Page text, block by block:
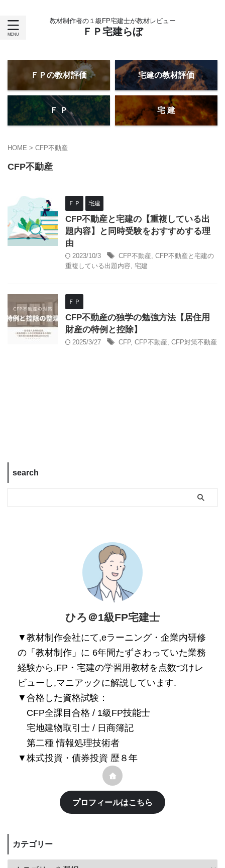
教材制作者の１級FP宅建士が教材レビュー
ＦＰ宅建らぼ
ＦＰの教材評価 宅建の教材評価
Ｆ Ｐ 宅 建
HOME > CFP不動産
CFP不動産
ＦＰ 宅建
CFP不動産と宅建の【重複している出
題内容】と同時受験をおすすめする理
由
2023/10/3 CFP不動産, CFP不動産と宅建の
重複している出題内容, 宅建
ＦＰ
CFP不動産の独学の勉強方法【居住用
財産の特例と控除】
2025/3/27 CFP, CFP不動産, CFP対策不動産
search
ひろ＠1級FP宅建士
▼教材制作会社にて,eラーニング・企業内研修
の「教材制作」に 6年間たずさわっていた業務
経験から,FP・宅建の学習用教材を点数づけレ
ビューし,マニアックに解説しています.
▼合格した資格試験：
CFP全課目合格 / 1級FP技能士
宅地建物取引士 / 日商簿記
第二種 情報処理技術者
▼株式投資・債券投資 歴８年
プロフィールはこちら
カテゴリー